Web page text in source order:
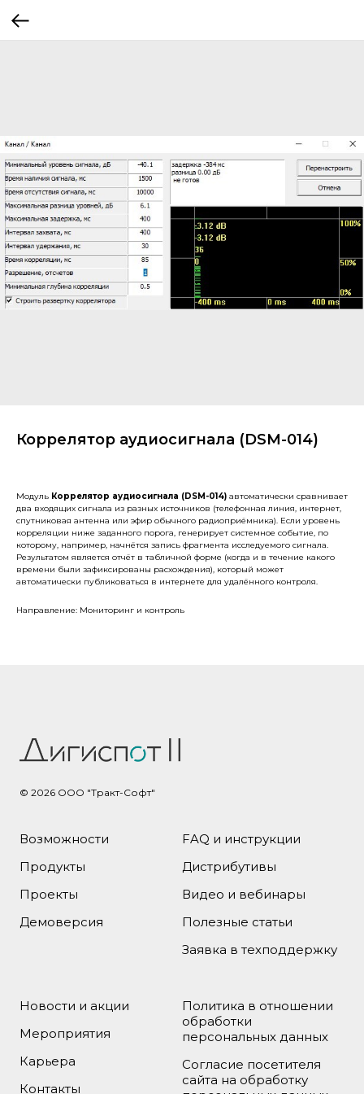
Коррелятор аудиосигнала (DSM-014)
Модуль Коррелятор аудиосигнала (DSM-014) автоматически сравнивает
два входящих сигнала из разных источников (телефонная линия, интернет,
спутниковая антенна или эфир обычного радиоприёмника). Если уровень
корреляции ниже заданного порога, генерирует системное событие, по
которому, например, начнётся запись фрагмента исследуемого сигнала.
Результатом является отчёт в табличной форме (когда и в течение какого
времени были зафиксированы расхождения), который может
автоматически публиковаться в интернете для удалённого контроля.
Направление: Мониторинг и контроль
© 2026 ООО "Тракт-Софт"
Возможности
Продукты
Проекты
Демоверсия
FAQ и инструкции
Дистрибутивы
Видео и вебинары
Полезные статьи
Заявка в техподдержку
Новости и акции
Мероприятия
Карьера
Контакты
Политика в отношении
обработки
персональных данных
Согласие посетителя
сайта на обработку